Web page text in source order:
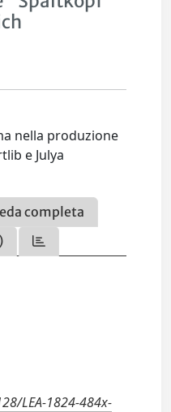
nella produzione
e Julya
completa
LEA-1824-484x-